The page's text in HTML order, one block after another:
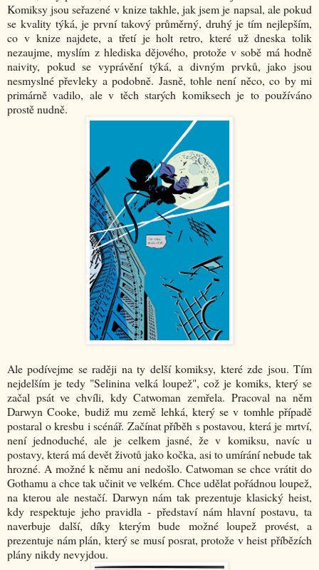
Komiksy jsou seřazené v knize takhle, jak jsem je napsal, ale pokud
se kvality týká, je první takový průměrný, druhý je tím nejlepším,
co v knize najdete, a třetí je holt retro, které už dneska tolik
nezaujme, myslím z hlediska dějového, protože v sobě má hodně
naivity, pokud se vyprávění týká, a divným prvků, jako jsou
nesmyslné převleky a podobně. Jasně, tohle není něco, co by mi
primárně vadilo, ale v těch starých komiksech je to používáno
prostě nudně.
Ale podívejme se raději na ty delší komiksy, které zde jsou. Tím
nejdelším je tedy "Selinina velká loupež", což je komiks, který se
začal psát ve chvíli, kdy Catwoman zemřela. Pracoval na něm
Darwyn Cooke, budiž mu země lehká, který se v tomhle případě
postaral o kresbu i scénář. Začínat příběh s postavou, která je mrtví,
není jednoduché, ale je celkem jasné, že v komiksu, navíc u
postavy, která má devět životů jako kočka, asi to umírání nebude tak
hrozné. A možné k němu ani nedošlo. Catwoman se chce vrátit do
Gothamu a chce tak učinit ve velkém. Chce udělat pořádnou loupež,
na kterou ale nestačí. Darwyn nám tak prezentuje klasický heist,
kdy respektuje jeho pravidla - představí nám hlavní postavu, ta
naverbuje další, díky kterým bude možné loupež provést, a
prezentuje nám plán, který se musí posrat, protože v heist příbězích
plány nikdy nevyjdou.